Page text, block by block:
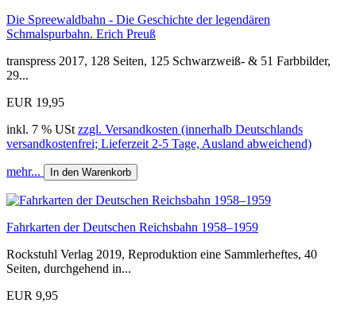
Die Spreewaldbahn - Die Geschichte der legendären
Schmalspurbahn. Erich Preuß
transpress 2017, 128 Seiten, 125 Schwarzweiß- & 51 Farbbilder,
29...
EUR 19,95
inkl. 7 % USt zzgl. Versandkosten (innerhalb Deutschlands
versandkostenfrei; Lieferzeit 2-5 Tage, Ausland abweichend)
mehr... In den Warenkorb
Fahrkarten der Deutschen Reichsbahn 1958–1959
Rockstuhl Verlag 2019, Reproduktion eine Sammlerheftes, 40
Seiten, durchgehend in...
EUR 9,95